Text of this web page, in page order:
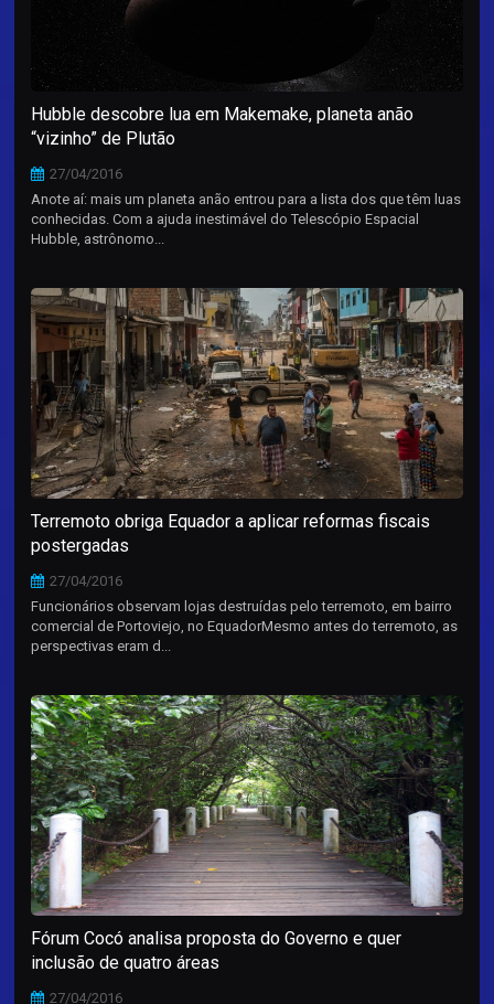
Hubble descobre lua em Makemake, planeta anão
“vizinho” de Plutão
27/04/2016
Anote aí: mais um planeta anão entrou para a lista dos que têm luas
conhecidas. Com a ajuda inestimável do Telescópio Espacial
Hubble, astrônomo...
Terremoto obriga Equador a aplicar reformas fiscais
postergadas
27/04/2016
Funcionários observam lojas destruídas pelo terremoto, em bairro
comercial de Portoviejo, no EquadorMesmo antes do terremoto, as
perspectivas eram d...
Fórum Cocó analisa proposta do Governo e quer
inclusão de quatro áreas
27/04/2016